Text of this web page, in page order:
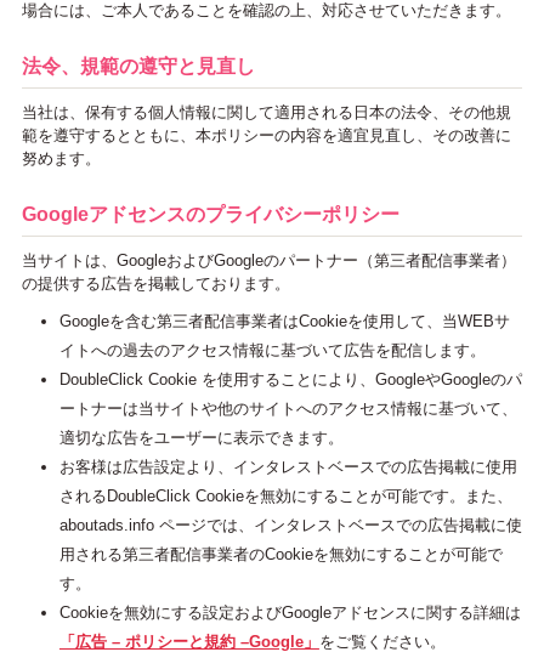
場合には、ご本人であることを確認の上、対応させていただきます。
法令、規範の遵守と見直し
当社は、保有する個人情報に関して適用される日本の法令、その他規
範を遵守するとともに、本ポリシーの内容を適宜見直し、その改善に
努めます。
Googleアドセンスのプライバシーポリシー
当サイトは、GoogleおよびGoogleのパートナー（第三者配信事業者）
の提供する広告を掲載しております。
Googleを含む第三者配信事業者はCookieを使用して、当WEBサ
イトへの過去のアクセス情報に基づいて広告を配信します。
DoubleClick Cookie を使用することにより、GoogleやGoogleのパ
ートナーは当サイトや他のサイトへのアクセス情報に基づいて、
適切な広告をユーザーに表示できます。
お客様は広告設定より、インタレストベースでの広告掲載に使用
されるDoubleClick Cookieを無効にすることが可能です。また、
aboutads.info ページでは、インタレストベースでの広告掲載に使
用される第三者配信事業者のCookieを無効にすることが可能で
す。
Cookieを無効にする設定およびGoogleアドセンスに関する詳細は
「広告 – ポリシーと規約 –Google」 をご覧ください。